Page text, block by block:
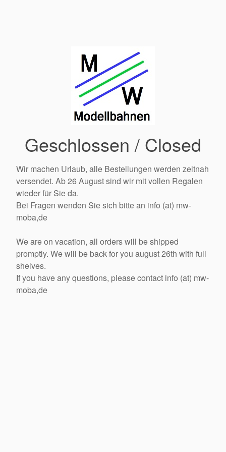
Geschlossen / Closed
Wir machen Urlaub, alle Bestellungen werden zeitnah
versendet. Ab 26 August sind wir mit vollen Regalen
wieder für Sie da.
Bei Fragen wenden Sie sich bitte an info (at) mw-
moba,de
We are on vacation, all orders will be shipped
promptly. We will be back for you august 26th with full
shelves.
If you have any questions, please contact info (at) mw-
moba,de